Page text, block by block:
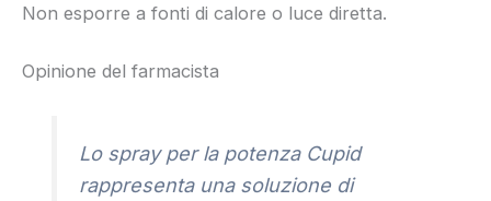
Non esporre a fonti di calore o luce diretta.
Opinione del farmacista
Lo spray per la potenza Cupid
rappresenta una soluzione di